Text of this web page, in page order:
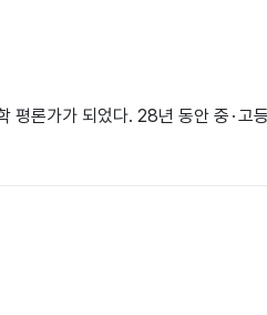
평론가가 되었다. 28년 동안 중 · 고